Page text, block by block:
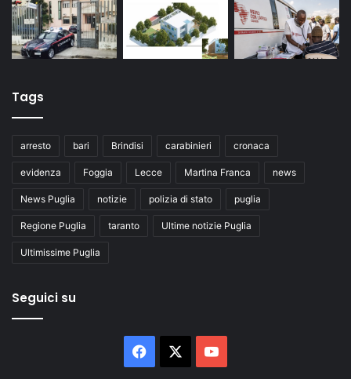
Tags
arresto bari Brindisi carabinieri cronaca
evidenza Foggia Lecce Martina Franca news
News Puglia notizie polizia di stato puglia
Regione Puglia taranto Ultime notizie Puglia
Ultimissime Puglia
Seguici su
Facebook